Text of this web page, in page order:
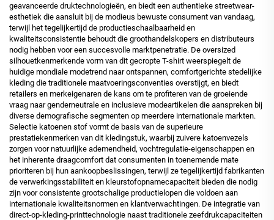
geavanceerde druktechnologieën, en biedt een authentieke streetwear-
esthetiek die aansluit bij de modieus bewuste consument van vandaag,
terwijl het tegelijkertijd de productieschaalbaarheid en
kwaliteitsconsistentie behoudt die groothandelskopers en distributeurs
nodig hebben voor een succesvolle marktpenetratie. De oversized
silhouetkenmerkende vorm van dit gecropte T-shirt weerspiegelt de
huidige mondiale modetrend naar ontspannen, comfortgerichte stedelijke
kleding die traditionele maatvoeringsconventies overstijgt, en biedt
retailers en merkeigenaren de kans om te profiteren van de groeiende
vraag naar genderneutrale en inclusieve modeartikelen die aanspreken bij
diverse demografische segmenten op meerdere internationale markten.
Selectie katoenen stof vormt de basis van de superieure
prestatiekenmerken van dit kledingstuk, waarbij zuivere katoenvezels
zorgen voor natuurlijke ademendheid, vochtregulatie-eigenschappen en
het inherente draagcomfort dat consumenten in toenemende mate
prioriteren bij hun aankoopbeslissingen, terwijl ze tegelijkertijd fabrikanten
de verwerkingsstabiliteit en kleurstofopnamecapaciteit bieden die nodig
zijn voor consistente grootschalige productielopen die voldoen aan
internationale kwaliteitsnormen en klantverwachtingen. De integratie van
direct-op-kleding-printtechnologie naast traditionele zeefdrukcapaciteiten